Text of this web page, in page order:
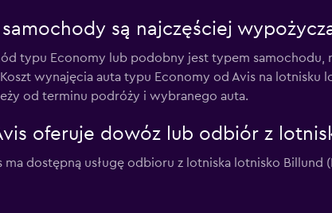
samochody są najczęściej
typu Economy lub podobny jest typem
wynajęcia auta typu Economy od Avis na lotnisku
od terminu podróży i wybranego auta.
oferuje dowóz lub odbiór z
ma dostępną usługę odbioru z lotniska lotnisko Billund